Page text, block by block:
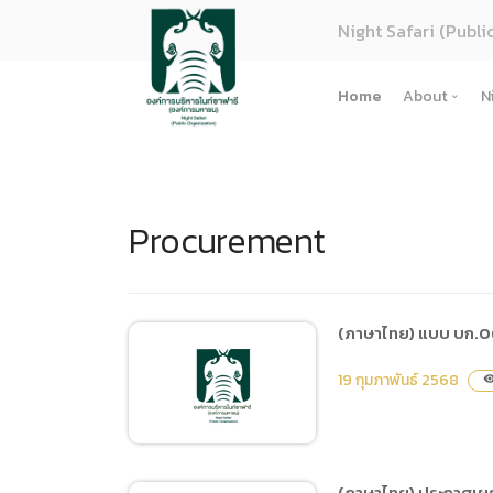
Night Safari
Home About
(ภาษาไ
การจัด
Procurement
(ภาษาไทย) แบบ บก
19 กุมภาพันธ์ 2568